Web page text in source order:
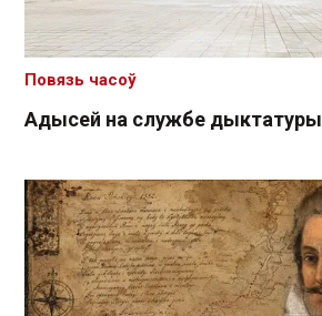
Адысей на службе дыктатуры
Повязь часоў